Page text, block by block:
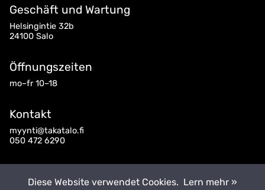
Geschäft und Wartung
Helsingintie 32b
24100 Salo
Öffnungszeiten
mo–fr 10–18
Kontakt
myynti@takatalo.fi
050 472 6290
Diese Website verwendet Cookies. Lern mehr »